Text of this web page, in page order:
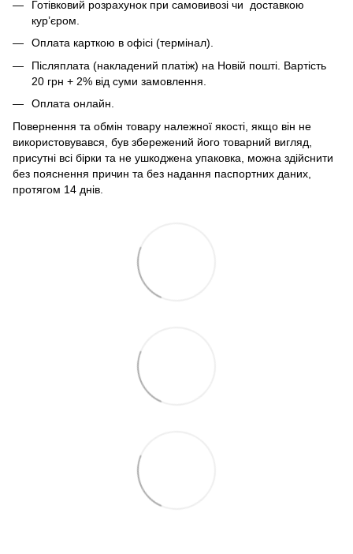
Готівковий розрахунок при самовивозі чи доставкою
кур’єром.
Оплата карткою в офісі (термінал).
Післяплата (накладений платіж) на Новій пошті. Вартість
20 грн + 2% від суми замовлення.
Оплата онлайн.
Повернення та обмін товару належної якості, якщо він не
використовувався, був збережений його товарний вигляд,
присутні всі бірки та не ушкоджена упаковка, можна здійснити
без пояснення причин та без надання паспортних даних,
протягом 14 днів.